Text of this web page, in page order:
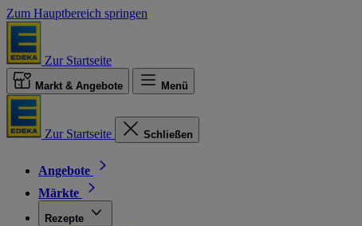
Zum Hauptbereich springen
Zur Startseite
Markt & Angebote Menü
Zur Startseite Schließen
Angebote
Märkte
Rezepte